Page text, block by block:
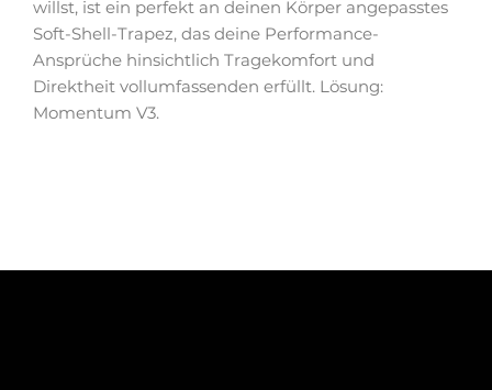
willst, ist ein perfekt an deinen Körper angepasstes
Soft-Shell-Trapez, das deine Performance-
Ansprüche hinsichtlich Tragekomfort und
Direktheit vollumfassenden erfüllt. Lösung:
Momentum V3.